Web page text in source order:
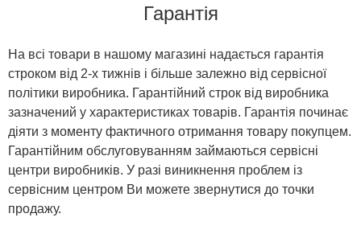
Гарантія
На всі товари в нашому магазині надається гарантія
строком від 2-х тижнів і більше залежно від сервісної
політики виробника. Гарантійний строк від виробника
зазначений у характеристиках товарів. Гарантія починає
діяти з моменту фактичного отримання товару покупцем.
Гарантійним обслуговуванням займаються сервісні
центри виробників. У разі виникнення проблем із
сервісним центром Ви можете звернутися до точки
продажу.